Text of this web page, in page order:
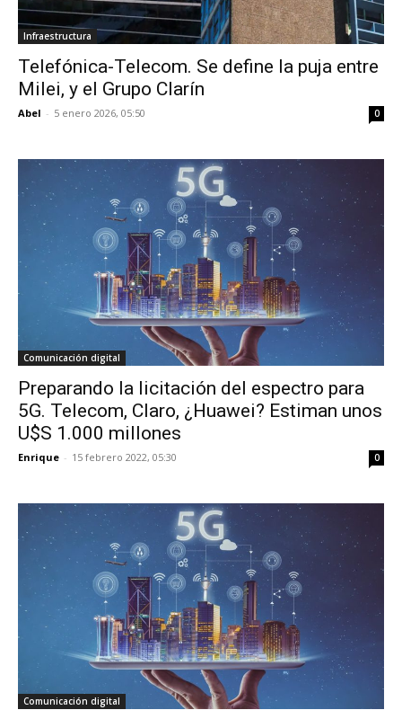
Infraestructura
Telefónica-Telecom. Se define la puja entre
Milei, y el Grupo Clarín
Abel - 5 enero 2026, 05:50 0
Comunicación digital
Preparando la licitación del espectro para
5G. Telecom, Claro, ¿Huawei? Estiman unos
U$S 1.000 millones
Enrique - 15 febrero 2022, 05:30 0
Comunicación digital